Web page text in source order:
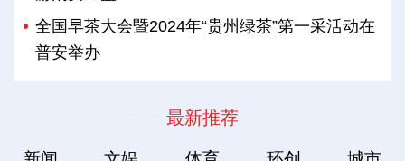
全国早茶大会暨2024年“贵州绿茶”第一采活动在
普安举办
最新推荐